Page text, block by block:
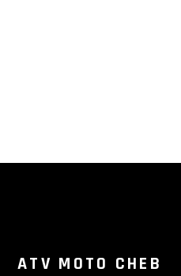
ATV MOTO CHEB